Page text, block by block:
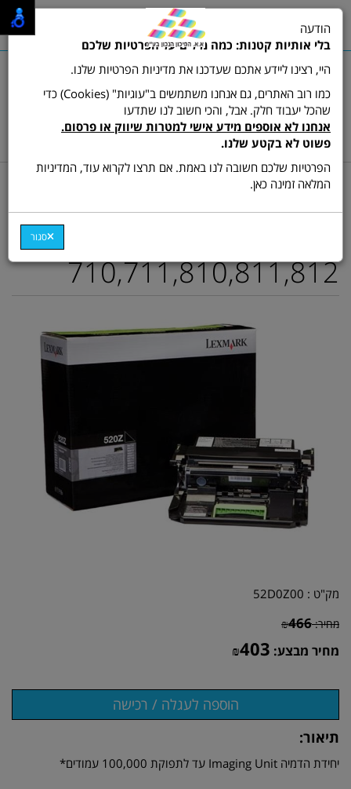
שרות לקוחות ותמיכה:03-9511473
hamikun4u@gmail.com
תפריט
דף בית מתכלים (טונרים ודיו) טונר ש/ל מקורי
תוף מקורי שחור 52D0Z00
710,711,810,811,812
מק"ט : 52D0Z00
מחיר: ₪466
מחיר מבצע: ₪403
תיאור:
יחידת הדמיה Imaging Unit עד לתפוקת 100,000 עמודים*
הודעה
בלי אותיות קטנות: כמה מילים על הפרטיות שלכם
היי, רצינו ליידע אתכם שעדכנו את מדיניות הפרטיות שלנו.
כמו רוב האתרים, גם אנחנו משתמשים ב"עוגיות" (Cookies) כדי
שהכל יעבוד חלק. אבל, והכי חשוב לנו שתדעו
אנחנו לא אוספים מידע אישי למטרות שיווק או פרסום.
פשוט לא בקטע שלנו.
הפרטיות שלכם חשובה לנו באמת. אם תרצו לקרוא עוד, המדיניות
המלאה זמינה כאן.
סגור